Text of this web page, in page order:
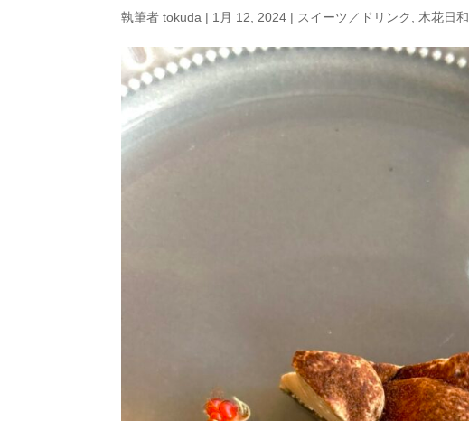
執筆者tokuda | 1月 12, 2024 | スイーツ／ドリンク 木花日和